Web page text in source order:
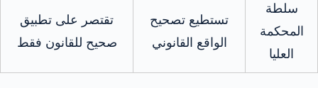
سلطة
المحكمة
العليا
تستطيع تصحيح
الواقع القانوني
تقتصر على تطبيق
صحيح للقانون فقط